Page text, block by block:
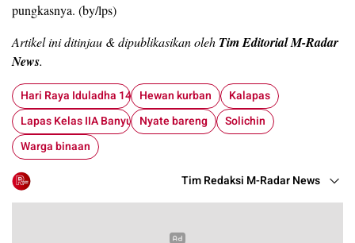
pungkasnya. (by/lps)
Artikel ini ditinjau & dipublikasikan oleh Tim Editorial M-Radar
News.
Hari Raya Iduladha 1447 HHewan kurban
Kalapas
Lapas Kelas IIA BanyuwangiNyate bareng
Solichin
Warga binaan
Tim Redaksi M-Radar News